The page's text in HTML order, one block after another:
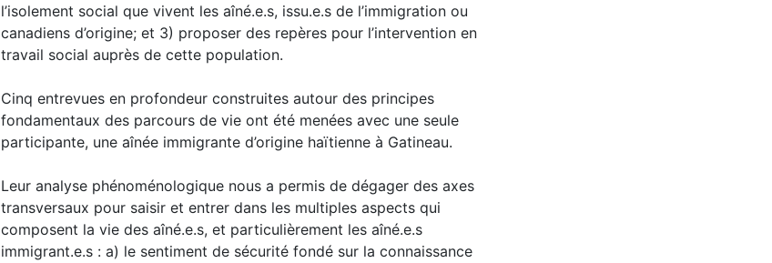
l’isolement social que vivent les aîné.e.s, issu.e.s de l’immigration ou
canadiens d’origine; et 3) proposer des repères pour l’intervention en
travail social auprès de cette population.
Cinq entrevues en profondeur construites autour des principes
fondamentaux des parcours de vie ont été menées avec une seule
participante, une aînée immigrante d’origine haïtienne à Gatineau.
Leur analyse phénoménologique nous a permis de dégager des axes
transversaux pour saisir et entrer dans les multiples aspects qui
composent la vie des aîné.e.s, et particulièrement les aîné.e.s
immigrant.e.s : a) le sentiment de sécurité fondé sur la connaissance